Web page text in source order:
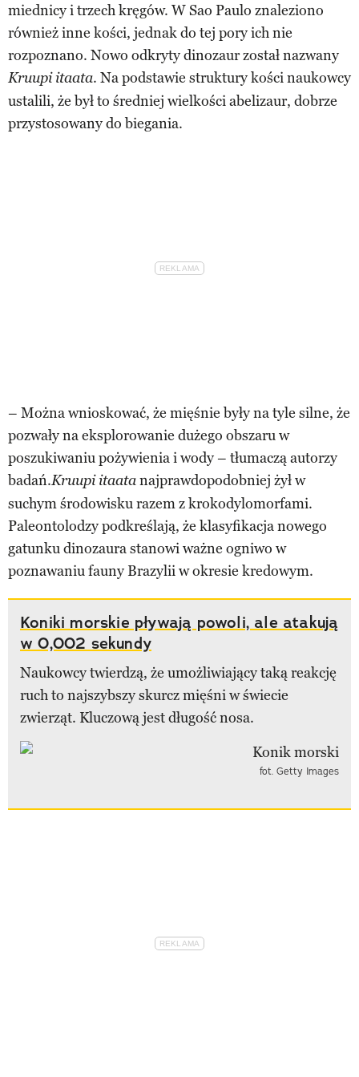
miednicy i trzech kręgów. W Sao Paulo znaleziono
również inne kości, jednak do tej pory ich nie
rozpoznano. Nowo odkryty dinozaur został nazwany
Kruupi itaata. Na podstawie struktury kości naukowcy
ustalili, że był to średniej wielkości abelizaur, dobrze
przystosowany do biegania.
– Można wnioskować, że mięśnie były na tyle silne, że
pozwały na eksplorowanie dużego obszaru w
poszukiwaniu pożywienia i wody – tłumaczą autorzy
badań.Kruupi itaatanajprawdopodobniej żył w
suchym środowisku razem z krokodylomorfami.
Paleontolodzy podkreślają, że klasyfikacja nowego
gatunku dinozaura stanowi ważne ogniwo w
poznawaniu fauny Brazylii w okresie kredowym.
Koniki morskie pływają powoli, ale atakują
w 0,002 sekundy
Naukowcy twierdzą, że umożliwiający taką reakcję
ruch to najszybszy skurcz mięśni w świecie
zwierząt. Kluczową jest długość nosa.
fot. Getty Images